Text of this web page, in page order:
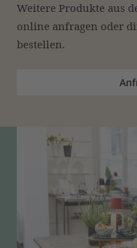
Weitere Produkte aus
online anfragen oder
bestellen.